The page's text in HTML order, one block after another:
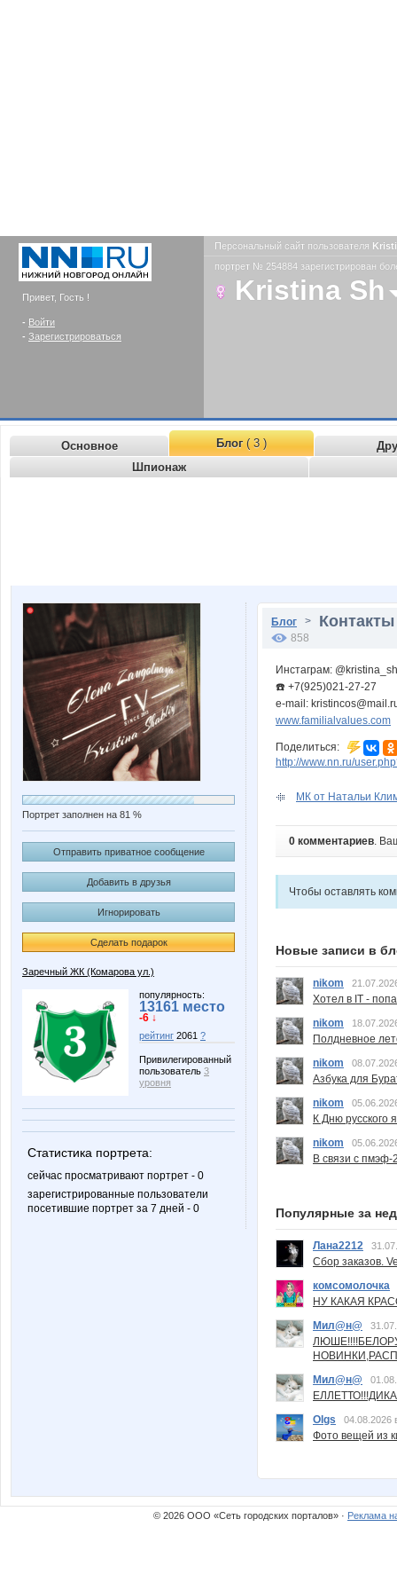
Привет, Гость !
- Войти
- Зарегистрироваться
Персональный сайт пользователя
портрет № 254884 зарегистрирован
Kristina Sh
Основное Блог( 3 )
Шпионаж
Портрет заполнен на 81 %
Отправить приватное сообщение
Добавить в друзья
Игнорировать
Сделать подарок
Заречный ЖК (Комарова ул.)
популярность:
13161 место
-6 ↓
рейтинг 2061 ?
Привилегированный
пользователь 3
уровня
Статистика портрета:
сейчас просматривают портрет - 0
зарегистрированные пользователи
посетившие портрет за 7 дней - 0
Блог >
858
Инстаграм:
☎️ +7(925)021-27-27
e-mail:
www.familialvalues.com
Поделиться:
http://www.nn.ru/
МК от Натальи
0 комментариев.
Чтобы оставлять
Новые записи в
nikom
Хотел в IT -
nikom
Полдневное
nikom
Азбука для
nikom
К Дню русского
nikom
В связи с пмэф-
Популярные за
Лана2212
Сбор заказов.
комсомолочка
НУ КАКАЯ
Мил@н@
Мил@н@
Olgs
04.08.2026
Фото вещей из
© 2026 ООО «Сеть городских порталов» · Реклама